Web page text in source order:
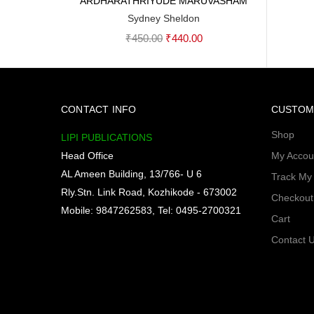
Add to cart
Sydney Sheldon
₹450.00 Original
₹440.00Current
CONTACT INFO
LIPI PUBLICATIONS
Head Office
AL Ameen Building, 13/766- U 6
Rly.Stn. Link Road, Kozhikode - 673002
Mobile: 9847262583, Tel: 0495-2700321
Shop
My
Track
Checkout
Cart
Contact